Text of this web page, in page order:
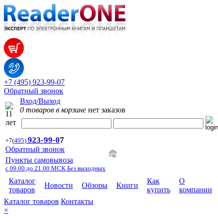
+7 (495) 923-99-07
Обратный звонок
Вход/Выход
0 товаров в корзине нет заказов
+7(495) 923-99-07
Обратный звонок
Пункты самовывоза
с 09.00 до 21.00 МСК Без выходных
Каталог
товаров
Новости Обзоры Книги
Как
купить
О
компании
Каталог товаров Контакты
×